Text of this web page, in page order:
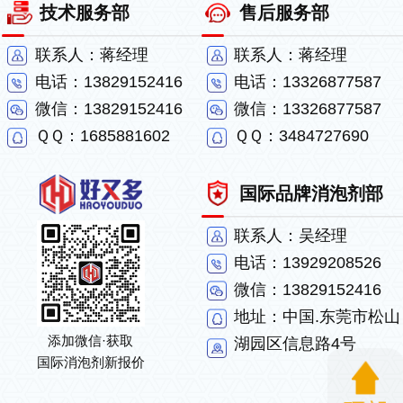
添加微信·获取
国际消泡剂新报价
国际品牌消泡剂部
联系人：吴经理
电话：13929208526
微信：13829152416
地址：中国.东莞市松山
湖园区信息路4号
技术服务部
联系人：蒋经理
电话：13829152416
微信：13829152416
ＱＱ：1685881602
售后服务部
联系人：蒋经理
电话：13326877587
微信：13326877587
ＱＱ：3484727690